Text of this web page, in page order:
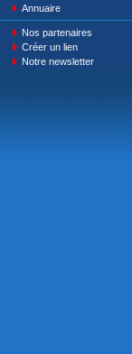
Annuaire
Nos partenaires
Créer un lien
Notre newsletter